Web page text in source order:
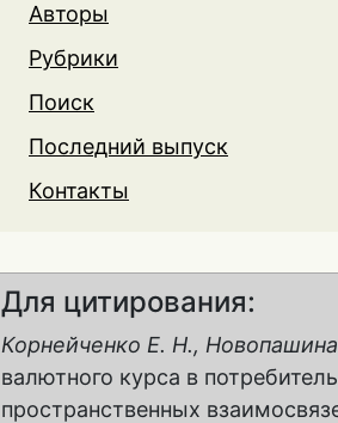
Авторы
Рубрики
Поиск
Последний выпуск
Контакты
Для цитирования:
Корнейченко Е. Н.,
валютного курса в
пространственных